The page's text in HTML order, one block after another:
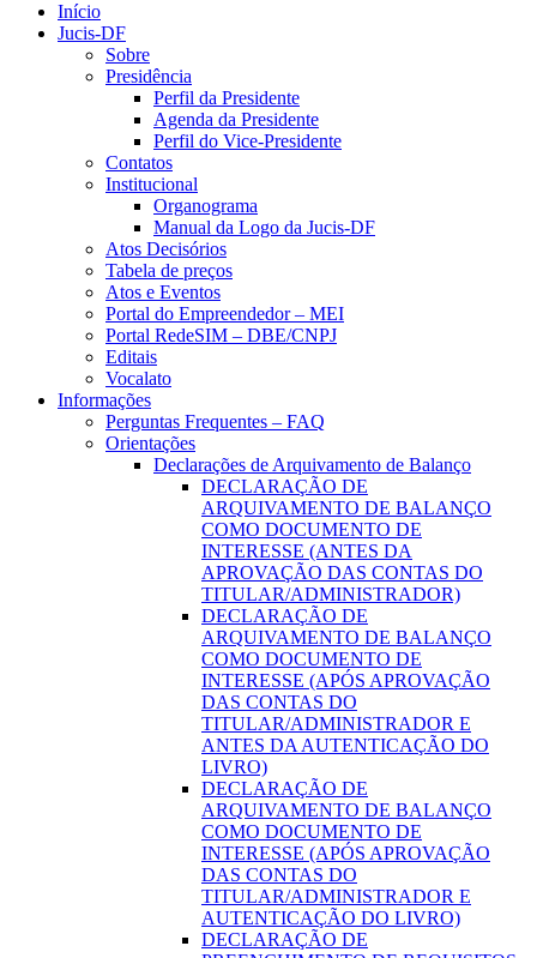
Início
Jucis-DF
Sobre
Presidência
Perfil da Presidente
Agenda da Presidente
Perfil do Vice-Presidente
Contatos
Institucional
Organograma
Manual da Logo da Jucis-DF
Atos Decisórios
Tabela de preços
Atos e Eventos
Portal do Empreendedor – MEI
Portal RedeSIM – DBE/CNPJ
Editais
Vocalato
Informações
Perguntas Frequentes – FAQ
Orientações
Declarações de Arquivamento de Balanço
DECLARAÇÃO DE
ARQUIVAMENTO DE BALANÇO
COMO DOCUMENTO DE
INTERESSE (ANTES DA
APROVAÇÃO DAS CONTAS DO
TITULAR/ADMINISTRADOR)
DECLARAÇÃO DE
ARQUIVAMENTO DE BALANÇO
COMO DOCUMENTO DE
INTERESSE (APÓS APROVAÇÃO
DAS CONTAS DO
TITULAR/ADMINISTRADOR E
ANTES DA AUTENTICAÇÃO DO
LIVRO)
DECLARAÇÃO DE
ARQUIVAMENTO DE BALANÇO
COMO DOCUMENTO DE
INTERESSE (APÓS APROVAÇÃO
DAS CONTAS DO
TITULAR/ADMINISTRADOR E
AUTENTICAÇÃO DO LIVRO)
DECLARAÇÃO DE